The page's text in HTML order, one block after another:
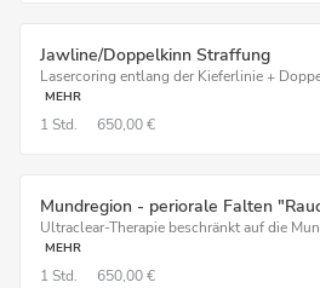
Jawline/Doppelkinn Straffung
Lasercoring entlang der Kieferlinie +
MEHR
1 Std. 650,00 €
Mundregion - periorale Falten
Ultraclear-Therapie beschränkt auf die
MEHR
1 Std. 650,00 €